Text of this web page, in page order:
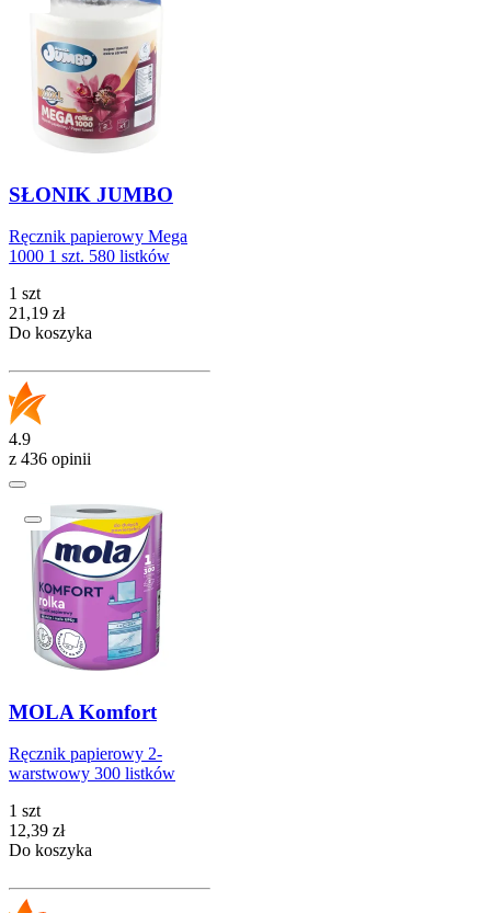
SŁONIK JUMBO
Ręcznik papierowy Mega
1000 1 szt. 580 listków
1 szt
Cena
21,19 zł
Do koszyka
4.9
z 436 opinii
MOLA Komfort
Ręcznik papierowy 2-
warstwowy 300 listków
1 szt
Cena
12,39 zł
Do koszyka